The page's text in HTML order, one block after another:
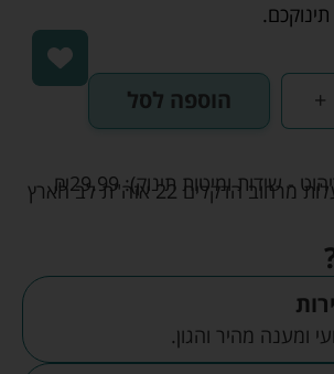
+ הוספה לסל
- שידות ומיטות תינוק): ₪29.99
איסוף עצמי ללא עלות מרחוב הדקלים 22 אזה"ת לב הארץ
ומענה מהיר והגון.